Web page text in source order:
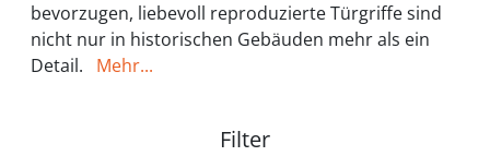
bevorzugen, liebevoll reproduzierte Türgriffe sind
nicht nur in historischen Gebäuden mehr als ein
Detail.
Mehr...
Filter